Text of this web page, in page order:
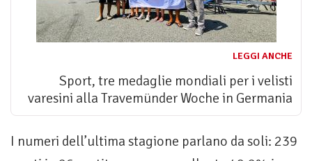
LEGGI ANCHE
Sport, tre medaglie mondiali per i velisti
varesini alla Travemünder Woche in Germania
I numeri dell’ultima stagione parlano da soli: 239